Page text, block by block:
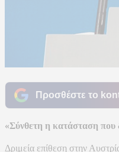
Προσθέστε το
«Σύνθετη η κατάσταση που
Δριμεία επίθεση στην